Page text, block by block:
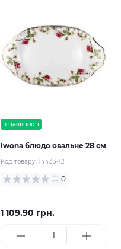
в наявності
Iwona блюдо овальне 28 см
Код товару: 14433-12
0
1 109.90 грн.